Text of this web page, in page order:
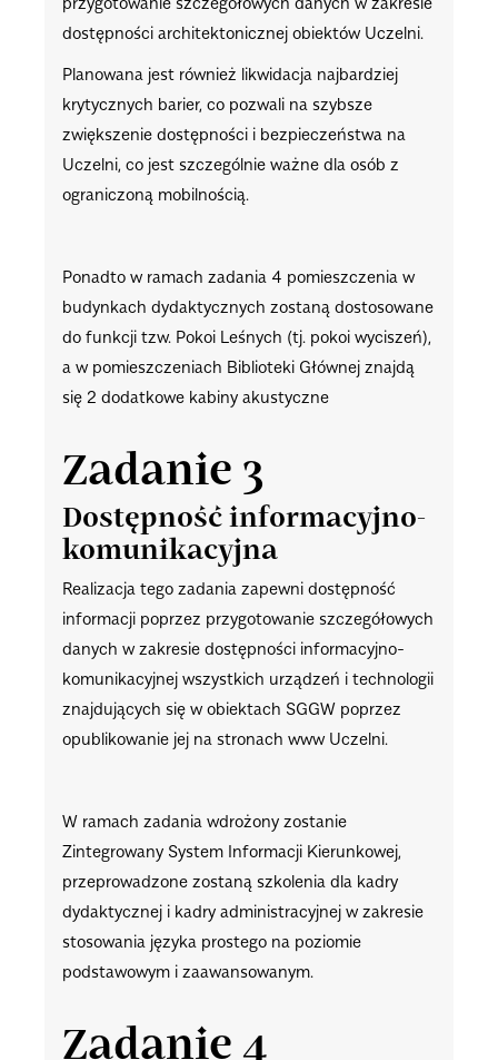
dostępności architektonicznej obiektów Uczelni.
Planowana jest również likwidacja najbardziej
krytycznych barier, co pozwali na szybsze
zwiększenie dostępności i bezpieczeństwa na
Uczelni, co jest szczególnie ważne dla osób z
ograniczoną mobilnością.
Ponadto w ramach zadania 4 pomieszczenia w
budynkach dydaktycznych zostaną dostosowane
do funkcji tzw. Pokoi Leśnych (tj. pokoi wyciszeń),
a w pomieszczeniach Biblioteki Głównej znajdą
się 2 dodatkowe kabiny akustyczne
Zadanie 3
Dostępność informacyjno-
komunikacyjna
Realizacja tego zadania zapewni dostępność
informacji poprzez przygotowanie szczegółowych
danych w zakresie dostępności informacyjno-
komunikacyjnej wszystkich urządzeń i technologii
znajdujących się w obiektach SGGW poprzez
opublikowanie jej na stronach www Uczelni.
W ramach zadania wdrożony zostanie
Zintegrowany System Informacji Kierunkowej,
przeprowadzone zostaną szkolenia dla kadry
dydaktycznej i kadry administracyjnej w zakresie
stosowania języka prostego na poziomie
podstawowym i zaawansowanym.
Zadanie 4